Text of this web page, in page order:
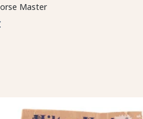
Master